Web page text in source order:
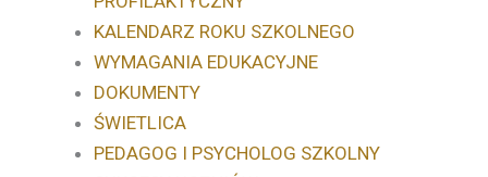
KALENDARZ ROKU SZKOLNEGO
WYMAGANIA EDUKACYJNE
DOKUMENTY
ŚWIETLICA
PEDAGOG I PSYCHOLOG SZKOLNY